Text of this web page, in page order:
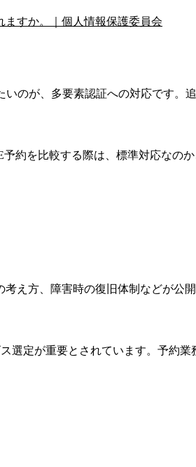
ますか。｜個人情報保護委員会
のが、多要素認証への対応です。
約を比較する際は、標準対応なの
え方、障害時の復旧体制などが公
選定が重要とされています。予約業